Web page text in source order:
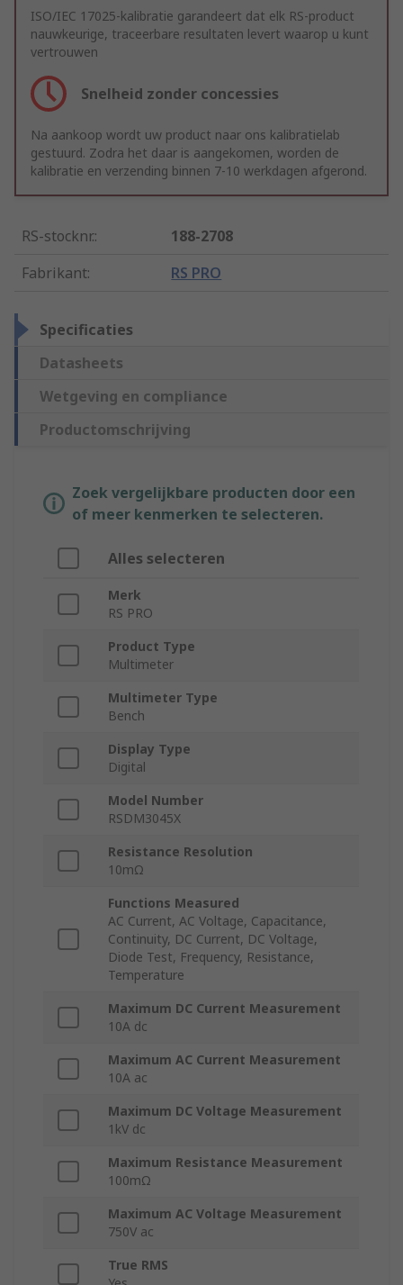
ISO/IEC 17025-kalibratie garandeert dat elk RS-product
nauwkeurige, traceerbare resultaten levert waarop u kunt
vertrouwen
Snelheid zonder concessies
Na aankoop wordt uw product naar ons kalibratielab
gestuurd. Zodra het daar is aangekomen, worden de
kalibratie en verzending binnen 7-10 werkdagen afgerond.
RS-stocknr.:
188-2708
Fabrikant: RS PRO
Specificaties
Datasheets
Wetgeving en compliance
Productomschrijving
Zoek vergelijkbare producten door een
of meer kenmerken te selecteren.
Alles selecteren
Merk
RS PRO
Product Type
Multimeter
Multimeter Type
Bench
Display Type
Digital
Model Number
RSDM3045X
Resistance Resolution
10mΩ
Functions Measured
AC Current, AC Voltage, Capacitance,
Continuity, DC Current, DC Voltage,
Diode Test, Frequency, Resistance,
Temperature
Maximum DC Current Measurement
10A dc
Maximum AC Current Measurement
10A ac
Maximum DC Voltage Measurement
1kV dc
Maximum Resistance Measurement
100mΩ
Maximum AC Voltage Measurement
750V ac
True RMS